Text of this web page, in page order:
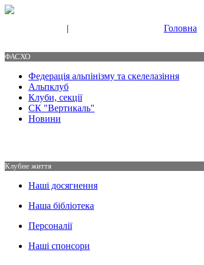
| Головна
ФАСХО
Федерація альпінізму та скелелазіння
Альпклуб
Клуби, секції
СК "Вертикаль"
Новини
Клубне життя
Наші досягнення
Наша бібліотека
Персоналії
Наші спонсори